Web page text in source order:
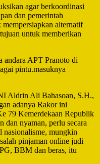
agar berkoordinasi
dan pemerintah
alternatif
untuk memberikan
andara APT Pranoto di
pintu.masuknya
Aldrin Ali Bahasoan, S.H.,
adanya Rakor ini
79 Kemerdekaan Republik
dan nyaman, perlu secara
nasionalisme, mungkin
pinjaman online judi
BBM dan beras, itu